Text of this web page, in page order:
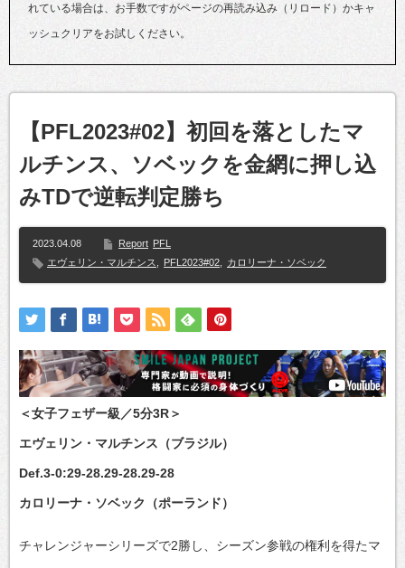
れている場合は、お手数ですがページの再読み込み（リロード）かキャ
ッシュクリアをお試しください。
【PFL2023#02】初回を落としたマ
ルチンス、ソベックを金網に押し込
みTDで逆転判定勝ち
2023.04.08 Report PFL
エヴェリン・マルチンス
PFL2023#02 カロリーナ・ソベック
＜女子フェザー級／5分3R＞
エヴェリン・マルチンス（ブラジル）
Def.3-0:29-28.29-28.29-28
カロリーナ・ソベック（ポーランド）
チャレンジャーシリーズで2勝し、シーズン参戦の権利を得たマ